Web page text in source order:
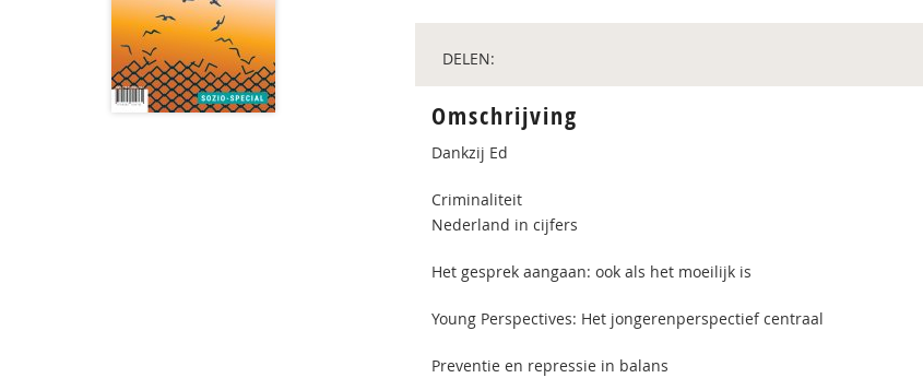
DELEN:
Omschrijving
Dankzij Ed
Criminaliteit
Nederland in cijfers
Het gesprek aangaan: ook als het moeilijk is
Young Perspectives: Het jongerenperspectief centraal
Preventie en repressie in balans